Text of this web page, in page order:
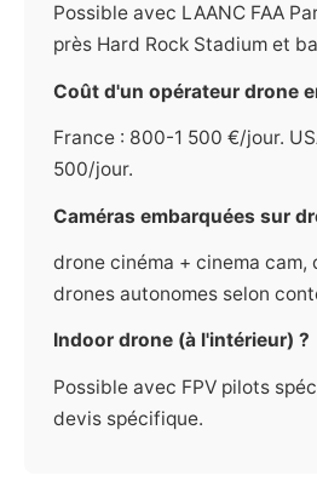
Possible avec LAANC FAA
près Hard Rock Stadium et
Coût d'un opérateur drone
France : 800-1 500 €/jour.
500/jour.
Caméras embarquées sur
drone cinéma + cinema cam,
drones autonomes selon
Indoor drone (à l'intérieur) ?
Possible avec FPV pilots
devis spécifique.